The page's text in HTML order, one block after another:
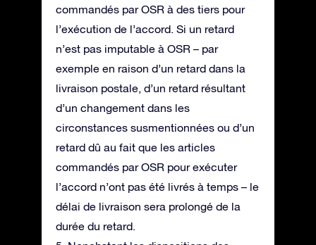
commandés par OSR à des tiers pour
l’exécution de l’accord. Si un retard
n’est pas imputable à OSR – par
exemple en raison d’un retard dans la
livraison postale, d’un retard résultant
d’un changement dans les
circonstances susmentionnées ou d’un
retard dû au fait que les articles
commandés par OSR pour exécuter
l’accord n’ont pas été livrés à temps – le
délai de livraison sera prolongé de la
durée du retard.